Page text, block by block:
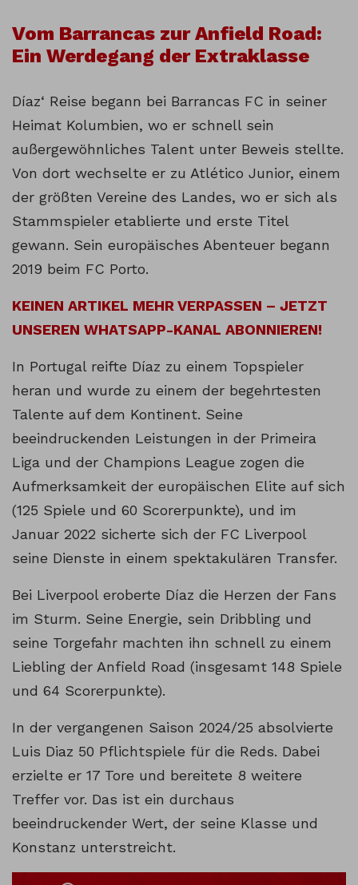
Vom Barrancas zur Anfield Road:
Ein Werdegang der Extraklasse
Díaz‘ Reise begann bei Barrancas FC in seiner
Heimat Kolumbien, wo er schnell sein
außergewöhnliches Talent unter Beweis stellte.
Von dort wechselte er zu Atlético Junior, einem
der größten Vereine des Landes, wo er sich als
Stammspieler etablierte und erste Titel
gewann. Sein europäisches Abenteuer begann
2019 beim FC Porto.
KEINEN ARTIKEL MEHR VERPASSEN – JETZT
UNSEREN WHATSAPP-KANAL ABONNIEREN!
In Portugal reifte Díaz zu einem Topspieler
heran und wurde zu einem der begehrtesten
Talente auf dem Kontinent. Seine
beeindruckenden Leistungen in der Primeira
Liga und der Champions League zogen die
Aufmerksamkeit der europäischen Elite auf sich
(125 Spiele und 60 Scorerpunkte), und im
Januar 2022 sicherte sich der FC Liverpool
seine Dienste in einem spektakulären Transfer.
Bei Liverpool eroberte Díaz die Herzen der Fans
im Sturm. Seine Energie, sein Dribbling und
seine Torgefahr machten ihn schnell zu einem
Liebling der Anfield Road (insgesamt 148 Spiele
und 64 Scorerpunkte).
In der vergangenen Saison 2024/25 absolvierte
Luis Diaz 50 Pflichtspiele für die Reds. Dabei
erzielte er 17 Tore und bereitete 8 weitere
Treffer vor. Das ist ein durchaus
beeindruckender Wert, der seine Klasse und
Konstanz unterstreicht.